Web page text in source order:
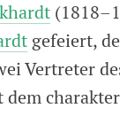
gefeiert,
Vertreter
dem